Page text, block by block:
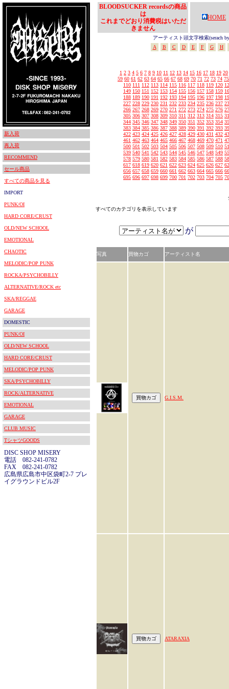
新入荷
再入荷
RECOMMEND
セール商品
すべての商品を見る
IMPORT
PUNK/OI
HARD CORE/CRUST
OLD/NEW SCHOOL
EMOTIONAL
CHAOTIC
MELODIC/POP PUNK
ROCKA/PSYCHOBILLY
ALTERNATIVE/ROCK etc
SKA/REGGAE
GARAGE
DOMESTIC
PUNK/OI
OLD/NEW SCHOOL
HARD CORE/CRUST
MELODIC/POP PUNK
SKA/PSYCHOBILLY
ROCK/ALTERNATIVE
EMOTIONAL
GARAGE
CLUB MUSIC
TシャツGOODS
DISC SHOP MISERY
電話 082-241-0782
FAX 082-241-0782
広島県広島市中区袋町2-7 プレ
イグラウンドビル2F
BLOODSUCKER recordsの商品
は
これまでどおり消費税はいただ
きません
HOME
アーティスト頭文字検索(serach
A
B C D E F G H
1 2 3 4 5 6 7 8 9 10 11 12 13 14 15 16 17 18 19 20
59 60 61 62 63 64 65 66 67 68 69 70 71 72 73 74 75
110 111 112 113 114 115 116 117 118 119 120
149 150 151 152 153 154 155 156 157 158 159
188 189 190 191 192 193 194 195 196 197 198
227 228 229 230 231 232 233 234 235 236 237
266 267 268 269 270 271 272 273 274 275 276
305 306 307 308 309 310 311 312 313 314 315
344 345 346 347 348 349 350 351 352 353 354
383 384 385 386 387 388 389 390 391 392 393
422 423 424 425 426 427 428 429 430 431 432
461 462 463 464 465 466 467 468 469 470 471
500 501 502 503 504 505 506 507 508 509 510
539 540 541 542 543 544 545 546 547 548 549
578 579 580 581 582 583 584 585 586 587 588
617 618 619 620 621 622 623 624 625 626 627
656 657 658 659 660 661 662 663 664 665 666
695 696 697 698 699 700 701 702 703 704 705
すべてのカテゴリを表示しています
が
写真 買物カゴ アーティスト名
G.I.S.M.
ATARAXIA